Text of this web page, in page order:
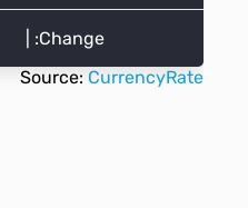
Source: CurrencyRate